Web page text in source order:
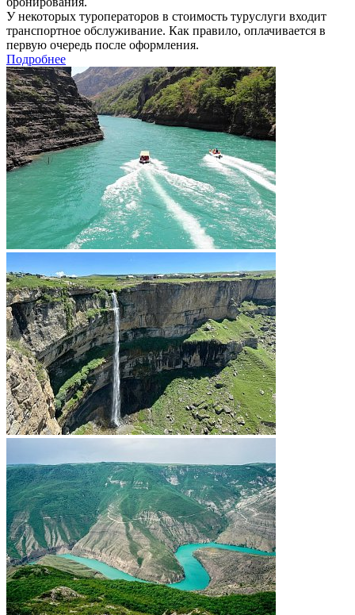
У некоторых туроператоров в стоимость туруслуги входит
транспортное обслуживание. Как правило, оплачивается в
первую очередь после оформления.
Подробнее